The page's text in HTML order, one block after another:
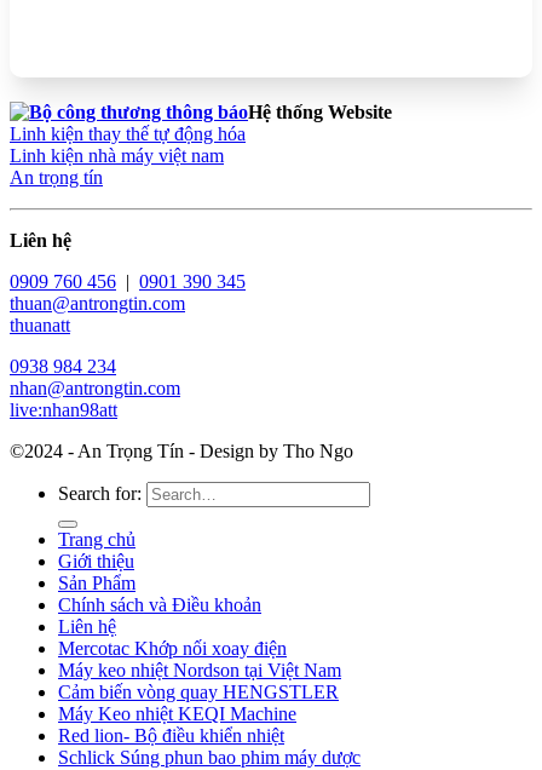
Hệ thống Website
Linh kiện thay thế tự động hóa
Linh kiện nhà máy việt nam
An trọng tín
Liên hệ
0909 760 456 | 0901 390 345
thuan@antrongtin.com
thuanatt
0938 984 234
nhan@antrongtin.com
live:nhan98att
©2024 - An Trọng Tín - Design by Tho Ngo
Search for:
Trang chủ
Giới thiệu
Sản Phẩm
Chính sách và Điều khoản
Liên hệ
Mercotac Khớp nối xoay điện
Máy keo nhiệt Nordson tại Việt Nam
Cảm biến vòng quay HENGSTLER
Máy Keo nhiệt KEQI Machine
Red lion- Bộ điều khiển nhiệt
Schlick Súng phun bao phim máy dược